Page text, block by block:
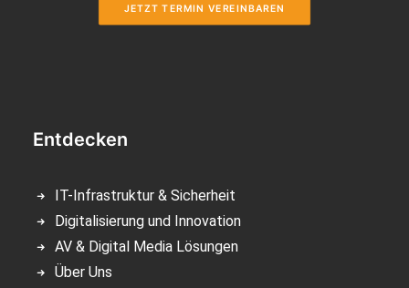
JETZT TERMIN VEREINBAREN
Entdecken
IT-Infrastruktur & Sicherheit
Digitalisierung und Innovation
AV & Digital Media Lösungen
Über Uns